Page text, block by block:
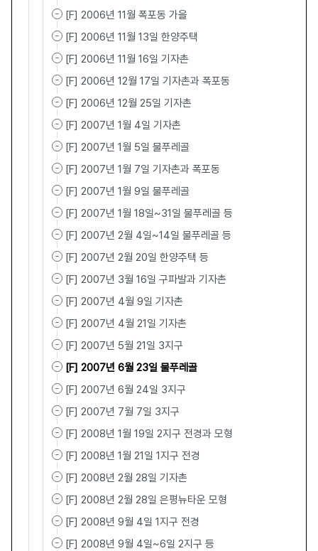
[F] 2006년 11월 폭포동 가을
[F] 2006년 11월 13일 한양주택
[F] 2006년 11월 16일 기자촌
[F] 2006년 12월 17일 기자촌과 폭포동
[F] 2006년 12월 25일 기자촌
[F] 2007년 1월 4일 기자촌
[F] 2007년 1월 5일 물푸레골
[F] 2007년 1월 7일 기자촌과 폭포동
[F] 2007년 1월 9일 물푸레골
[F] 2007년 1월 18일~31일 물푸레골 등
[F] 2007년 2월 4일~14일 물푸레골 등
[F] 2007년 2월 20일 한양주택 등
[F] 2007년 3월 16일 구파발과 기자촌
[F] 2007년 4월 9일 기자촌
[F] 2007년 4월 21일 기자촌
[F] 2007년 5월 21일 3지구
[F] 2007년 6월 23일 물푸레골
[F] 2007년 6월 24일 3지구
[F] 2007년 7월 7일 3지구
[F] 2008년 1월 19일 2지구 전경과 모형
[F] 2008년 1월 21일 1지구 전경
[F] 2008년 2월 28일 기자촌
[F] 2008년 2월 28일 은평뉴타운 모형
[F] 2008년 9월 4일 1지구 전경
[F] 2008년 9월 4일~6일 2지구 등